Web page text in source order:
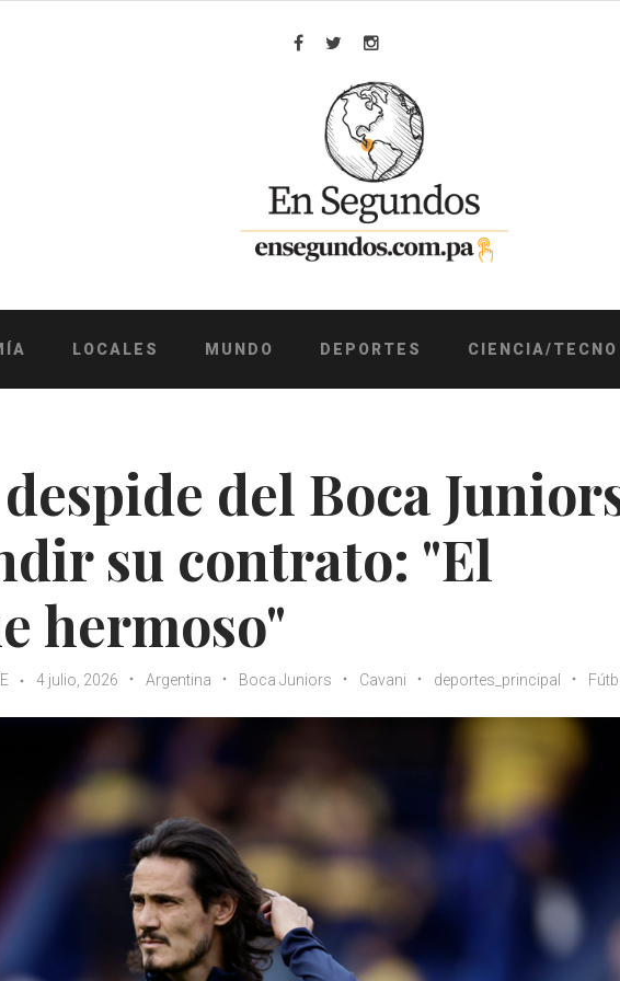
Facebook
TwitterInstagram
LOCALES MUNDO DEPORTES CIENCIA/TECNO
del Boca
su contrato: "El
hermoso"
4 julio, 2026 Argentina Boca Juniors Cavani deportes_principal